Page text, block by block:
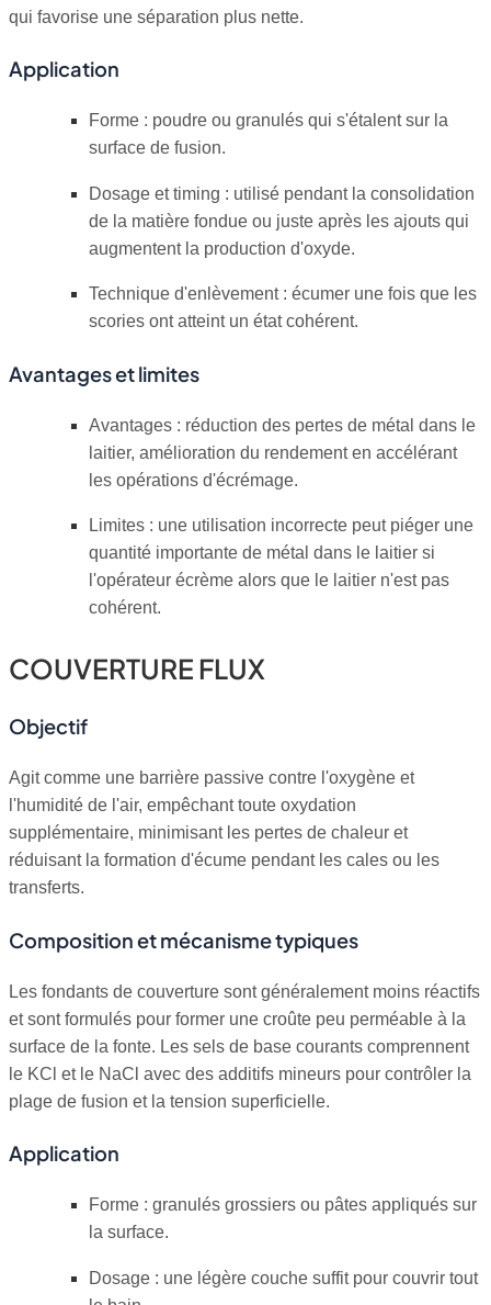
qui favorise une séparation plus nette.
Application
Forme : poudre ou granulés qui s'étalent sur la
surface de fusion.
Dosage et timing : utilisé pendant la consolidation
de la matière fondue ou juste après les ajouts qui
augmentent la production d'oxyde.
Technique d'enlèvement : écumer une fois que les
scories ont atteint un état cohérent.
Avantages et limites
Avantages : réduction des pertes de métal dans le
laitier, amélioration du rendement en accélérant
les opérations d'écrémage.
Limites : une utilisation incorrecte peut piéger une
quantité importante de métal dans le laitier si
l'opérateur écrème alors que le laitier n'est pas
cohérent.
COUVERTURE FLUX
Objectif
Agit comme une barrière passive contre l'oxygène et
l'humidité de l'air, empêchant toute oxydation
supplémentaire, minimisant les pertes de chaleur et
réduisant la formation d'écume pendant les cales ou les
transferts.
Composition et mécanisme typiques
Les fondants de couverture sont généralement moins réactifs
et sont formulés pour former une croûte peu perméable à la
surface de la fonte. Les sels de base courants comprennent
le KCl et le NaCl avec des additifs mineurs pour contrôler la
plage de fusion et la tension superficielle.
Application
Forme : granulés grossiers ou pâtes appliqués sur
la surface.
Dosage : une légère couche suffit pour couvrir tout